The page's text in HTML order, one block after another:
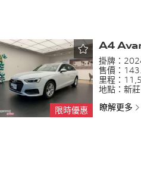
限時優惠
A4
掛牌：
售價：
里程：
地點： 新莊
瞭解更多